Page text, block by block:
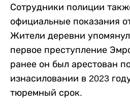
Сотрудники полиции
официальные показания
Жители деревни
первое преступление
ранее он был арестован
изнасиловании в 2023
тюремный срок.